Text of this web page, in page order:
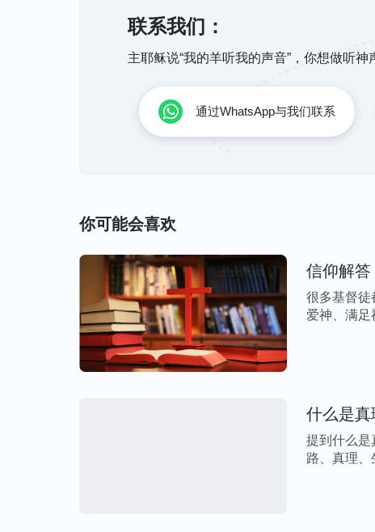
有责任，有关系，但是站的地位、角度与朋
了。这里就是不能辖制，不能管束，不能总
错话，允许他办幼稚不成熟的事、办愚昧的
和身段。）
就是放下父母的那个地位，放下
切的责任，自己认为自己该担的责任、自己
我们做父母的和孩子都活在神面前，能凡事
来，心平气和地坐在一起，针对出现的问题敞
行我们与孩子的相处就没有难处了，并且神
其实，现在人与人之间的关系都特别紧张，
这都是因着我们被撒但败坏，没有真理造成
前，追求真理，变化自己的败坏性情，凡事
米南姊妹，希望我们这样的交通能解决您的
系早日在神的带领下恢复正常，不再有痛苦
联系我们：
主耶稣说“我的羊听我的声音”，你想做听神
通过WhatsApp与我们联系
你可能会喜欢
信仰解
很多基督徒
爱神、满足
什么是真
提到什么是
路、真理